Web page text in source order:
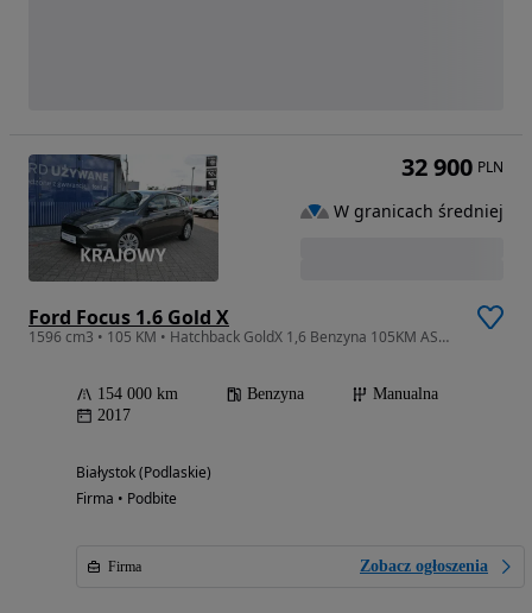
Ford Focus 1.6 Gold X
1596 cm3 • 105 KM • Hatchback GoldX 1,6 Benzyna 105KM ASO Forda
154 000 km Benzyna
Manualna
2017
Białystok (Podlaskie)
Firma • Podbite
Firma Zobacz ogłoszenia
32 900 PLN
W granicach średniej